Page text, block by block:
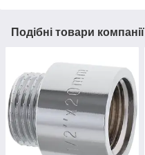
Подібні товари компанії